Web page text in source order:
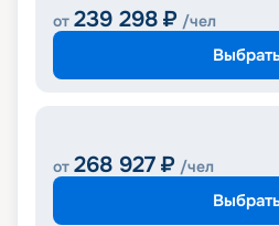
от 239 298 ₽ /чел
от 268 927 ₽ /чел